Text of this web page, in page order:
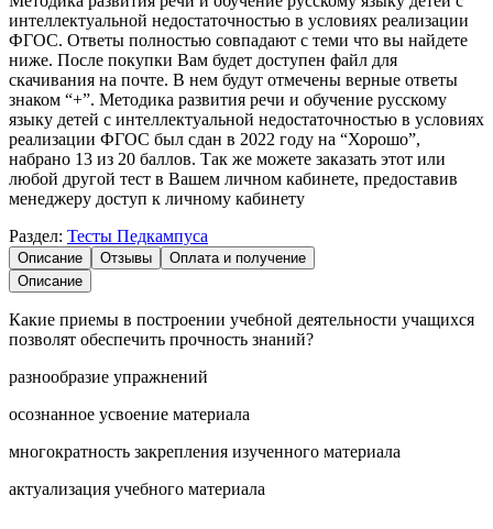
интеллектуальной недостаточностью в условиях реализации
ФГОС. Ответы полностью совпадают с теми что вы найдете
ниже. После покупки Вам будет доступен файл для
скачивания на почте. В нем будут отмечены верные ответы
знаком “+”. Методика развития речи и обучение русскому
языку детей с интеллектуальной недостаточностью в условиях
реализации ФГОС был сдан в 2022 году на “Хорошо”,
набрано 13 из 20 баллов. Так же можете заказать этот или
любой другой тест в Вашем личном кабинете, предоставив
менеджеру доступ к личному кабинету
Раздел: Тесты Педкампуса
Описание Отзывы
Оплата и получение
Описание
Какие приемы в построении учебной деятельности учащихся
позволят обеспечить прочность знаний?
разнообразие упражнений
осознанное усвоение материала
многократность закрепления изученного материала
актуализация учебного материала